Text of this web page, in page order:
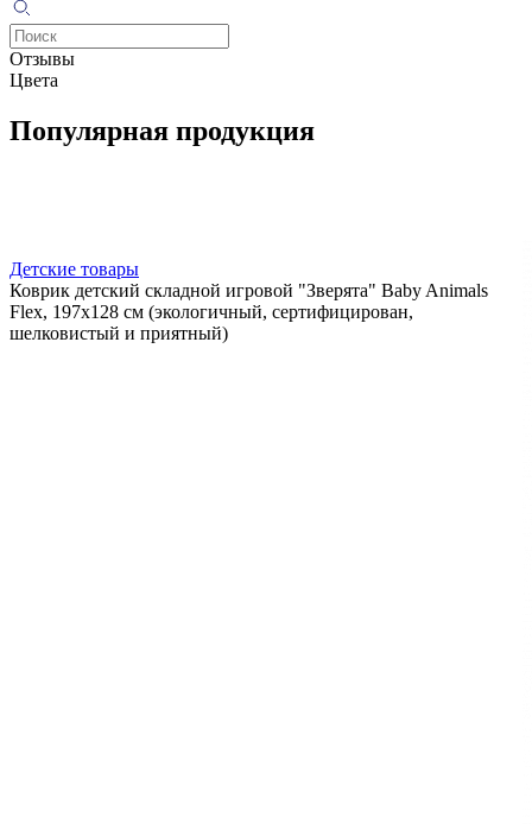
Отзывы
Цвета
Популярная продукция
Детские товары
Коврик детский складной игровой "Зверята" Baby Animals
Flex, 197х128 см (экологичный, сертифицирован,
шелковистый и приятный)